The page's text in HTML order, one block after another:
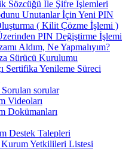
Sözcüğü İle Şifre İşlemleri
Unutanlar İçin Yeni PIN
( Kilit Çözme İşlemi )
PIN Değiştirme İşlemi
Aldım, Ne Yapmalıyım?
Sürücü Kurulumu
Sertifika Yenileme Süreci
sorular
Videoları
Dokümanları
Destek Talepleri
Yetkilileri Listesi